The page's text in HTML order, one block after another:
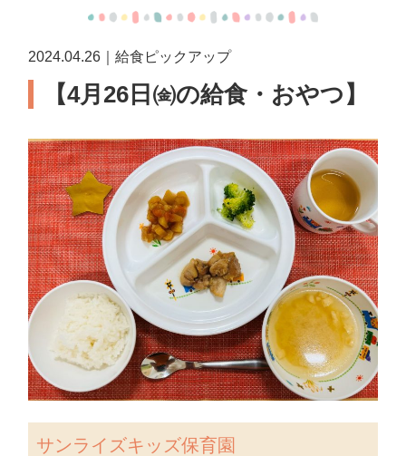
2024.04.26｜給食ピックアップ
【4月26日㈮の給食・おやつ】
サンライズキッズ保育園